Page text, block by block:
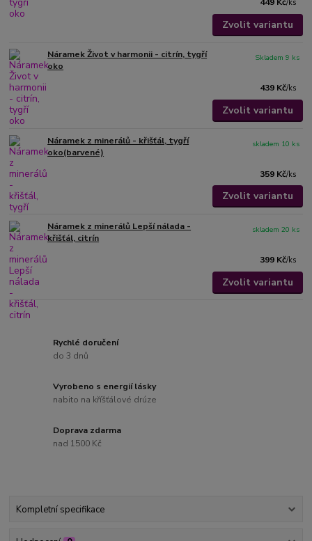
/ks
Zvolit variantu
Náramek Život v harmonii - citrín, tygří
oko
439 Kč/ks
Skladem 9 ks
Zvolit variantu
Náramek z minerálů - křišťál, tygří
oko(barvené)
359 Kč/ks
skladem 10 ks
Zvolit variantu
Náramek z minerálů Lepší nálada -
křišťál, citrín
399 Kč/ks
skladem 20 ks
Zvolit variantu
Rychlé doručení
do 3 dnů
Vyrobeno s energií lásky
nabito na kříšťálové drúze
Doprava zdarma
nad 1500 Kč
Kompletní specifikace